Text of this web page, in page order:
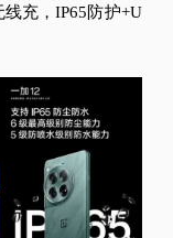
线充，IP65防护+U